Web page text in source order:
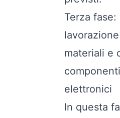
Terza fase:
materiali e
componenti
elettronici
In questa